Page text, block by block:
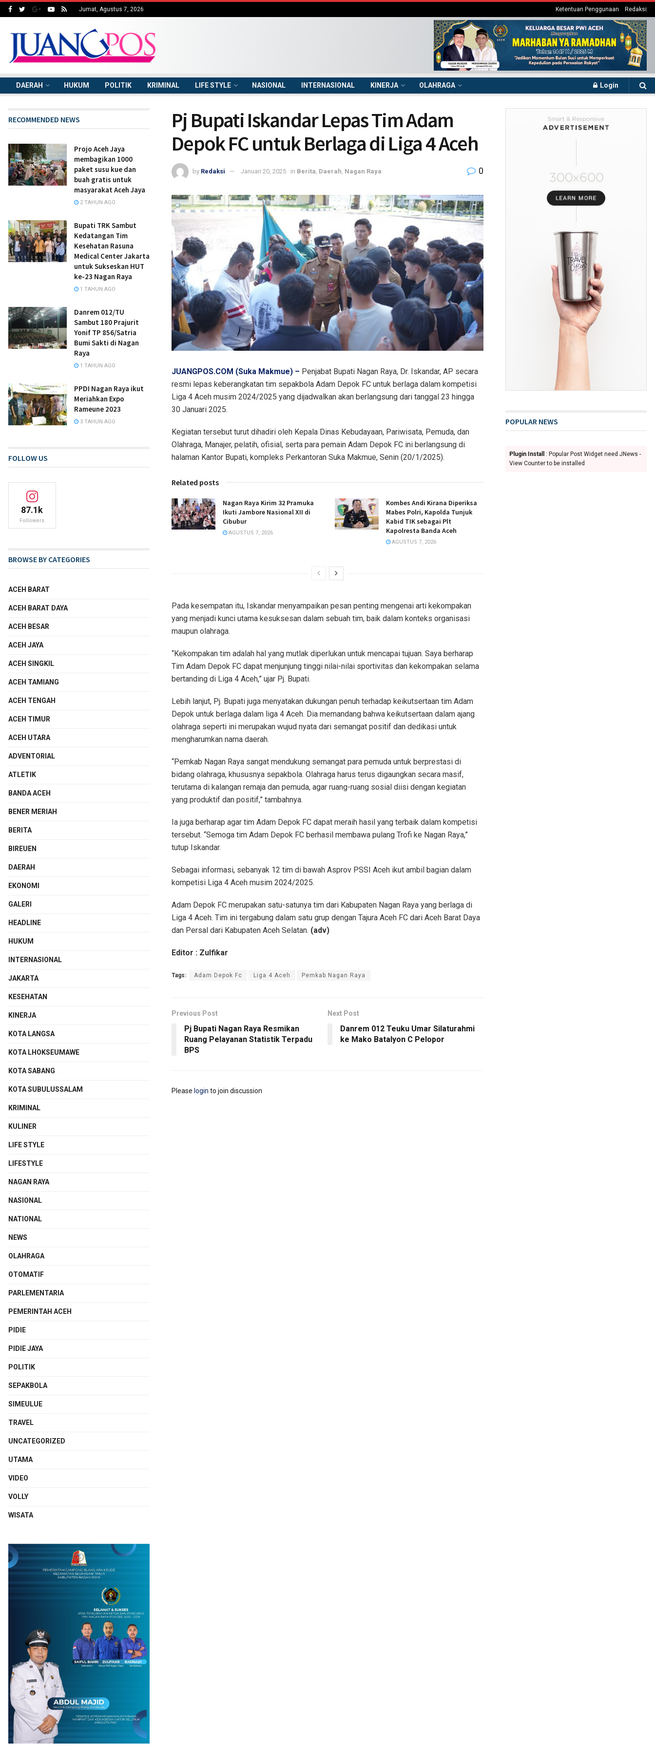
Jumat, Agustus 7, 2026 Ketentuan Penggunaan Redaksi
DAERAH HUKUM POLITIK KRIMINAL LIFE STYLE NASIONAL INTERNASIONAL KINERJA OLAHRAGA Login
Pj Bupati Iskandar Lepas Tim Adam
Depok FC untuk Berlaga di Liga 4 Aceh
by Redaksi Januari 20, 2025 in Berita Daerah Nagan Raya 0
JUANGPOS.COM (Suka Makmue) – Penjabat Bupati Nagan Raya, Dr. Iskandar, AP secara
resmi lepas keberangkatan tim sepakbola Adam Depok FC untuk berlaga dalam kompetisi
Liga 4 Aceh musim 2024/2025 yang dijadwalkan akan berlangsung dari tanggal 23 hingga
30 Januari 2025.
Kegiatan tersebut turut dihadiri oleh Kepala Dinas Kebudayaan, Pariwisata, Pemuda, dan
Olahraga, Manajer, pelatih, ofisial, serta para pemain Adam Depok FC ini berlangsung di
halaman Kantor Bupati, kompleks Perkantoran Suka Makmue, Senin (20/1/2025).
Related posts
Nagan Raya Kirim 32 Pramuka
Ikuti Jambore Nasional XII di
Cibubur
AGUSTUS 7, 2026
Kombes Andi Kirana Diperiksa
Mabes Polri, Kapolda Tunjuk
Kabid TIK sebagai Plt
Kapolresta Banda Aceh
AGUSTUS 7, 2026
Pada kesempatan itu, Iskandar menyampaikan pesan penting mengenai arti kekompakan
yang menjadi kunci utama kesuksesan dalam sebuah tim, baik dalam konteks organisasi
maupun olahraga.
“Kekompakan tim adalah hal yang mutlak diperlukan untuk mencapai tujuan. Saya berharap
Tim Adam Depok FC dapat menjunjung tinggi nilai-nilai sportivitas dan kekompakan selama
bertanding di Liga 4 Aceh,” ujar Pj. Bupati.
Lebih lanjut, Pj. Bupati juga menyatakan dukungan penuh terhadap keikutsertaan tim Adam
Depok untuk berlaga dalam liga 4 Aceh. Dia memandang bahwa keikutsertaan dalam ajang
olahraga seperti ini merupakan wujud nyata dari semangat positif dan dedikasi untuk
mengharumkan nama daerah.
“Pemkab Nagan Raya sangat mendukung semangat para pemuda untuk berprestasi di
bidang olahraga, khususnya sepakbola. Olahraga harus terus digaungkan secara masif,
terutama di kalangan remaja dan pemuda, agar ruang-ruang sosial diisi dengan kegiatan
yang produktif dan positif,” tambahnya.
Ia juga berharap agar tim Adam Depok FC dapat meraih hasil yang terbaik dalam kompetisi
tersebut. “Semoga tim Adam Depok FC berhasil membawa pulang Trofi ke Nagan Raya,”
tutup Iskandar.
Sebagai informasi, sebanyak 12 tim di bawah Asprov PSSI Aceh ikut ambil bagian dalam
kompetisi Liga 4 Aceh musim 2024/2025.
Adam Depok FC merupakan satu-satunya tim dari Kabupaten Nagan Raya yang berlaga di
Liga 4 Aceh. Tim ini tergabung dalam satu grup dengan Tajura Aceh FC dari Aceh Barat Daya
dan Persal dari Kabupaten Aceh Selatan. (adv)
Editor : Zulfikar
Tags: Adam Depok Fc Liga 4 Aceh Pemkab Nagan Raya
Previous Post
Pj Bupati Nagan Raya Resmikan
Ruang Pelayanan Statistik Terpadu
BPS
Next Post
Danrem 012 Teuku Umar Silaturahmi
ke Mako Batalyon C Pelopor
Please login to join discussion
RECOMMENDED NEWS
Projo Aceh Jaya
membagikan 1000
paket susu kue dan
buah gratis untuk
masyarakat Aceh Jaya
2 TAHUN AGO
Bupati TRK Sambut
Kedatangan Tim
Kesehatan Rasuna
Medical Center Jakarta
untuk Sukseskan HUT
ke-23 Nagan Raya
1 TAHUN AGO
Danrem 012/TU
Sambut 180 Prajurit
Yonif TP 856/Satria
Bumi Sakti di Nagan
Raya
1 TAHUN AGO
PPDI Nagan Raya ikut
Meriahkan Expo
Rameune 2023
3 TAHUN AGO
FOLLOW US
87.1k
Followers
BROWSE BY CATEGORIES
ACEH BARAT
ACEH BARAT DAYA
ACEH BESAR
ACEH JAYA
ACEH SINGKIL
ACEH TAMIANG
ACEH TENGAH
ACEH TIMUR
ACEH UTARA
ADVENTORIAL
ATLETIK
BANDA ACEH
BENER MERIAH
BERITA
BIREUEN
DAERAH
EKONOMI
GALERI
HEADLINE
HUKUM
INTERNASIONAL
JAKARTA
KESEHATAN
KINERJA
KOTA LANGSA
KOTA LHOKSEUMAWE
KOTA SABANG
KOTA SUBULUSSALAM
KRIMINAL
KULINER
LIFE STYLE
LIFESTYLE
NAGAN RAYA
NASIONAL
NATIONAL
NEWS
OLAHRAGA
OTOMATIF
PARLEMENTARIA
PEMERINTAH ACEH
PIDIE
PIDIE JAYA
POLITIK
SEPAKBOLA
SIMEULUE
TRAVEL
UNCATEGORIZED
UTAMA
VIDEO
VOLLY
WISATA
POPULAR NEWS
Plugin Install
: Popular Post Widget need JNews -
View Counter to be installed